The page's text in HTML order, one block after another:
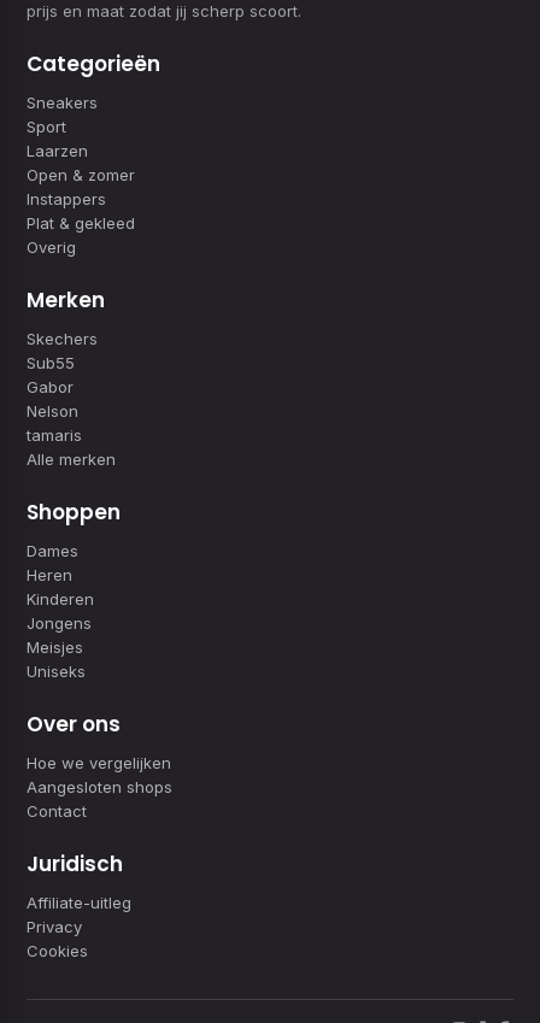
prijs en maat zodat jij scherp scoort.
Categorieën
Sneakers
Sport
Laarzen
Open & zomer
Instappers
Plat & gekleed
Overig
Merken
Skechers
Sub55
Gabor
Nelson
tamaris
Alle merken
Shoppen
Dames
Heren
Kinderen
Jongens
Meisjes
Uniseks
Over ons
Hoe we vergelijken
Aangesloten shops
Contact
Juridisch
Affiliate-uitleg
Privacy
Cookies